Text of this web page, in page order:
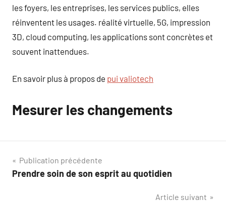
les foyers, les entreprises, les services publics, elles
réinventent les usages. réalité virtuelle, 5G, impression
3D, cloud computing, les applications sont concrètes et
souvent inattendues.
En savoir plus à propos de pui valiotech
Mesurer les changements
Navigation
de
Publication précédente
Prendre soin de son esprit au quotidien
Article suivant